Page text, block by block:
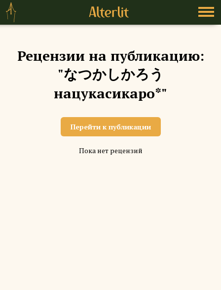
Рецензии на публикацию:
"なつかしかろう
нацукасикаро*"
Перейти к публикации
Пока нет рецензий